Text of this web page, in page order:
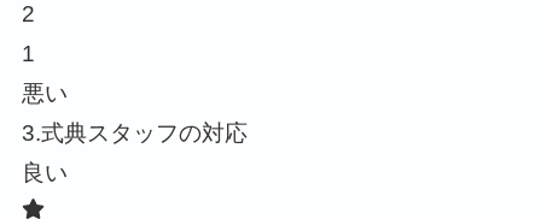
2
1
悪い
3.式典スタッフの対応
良い